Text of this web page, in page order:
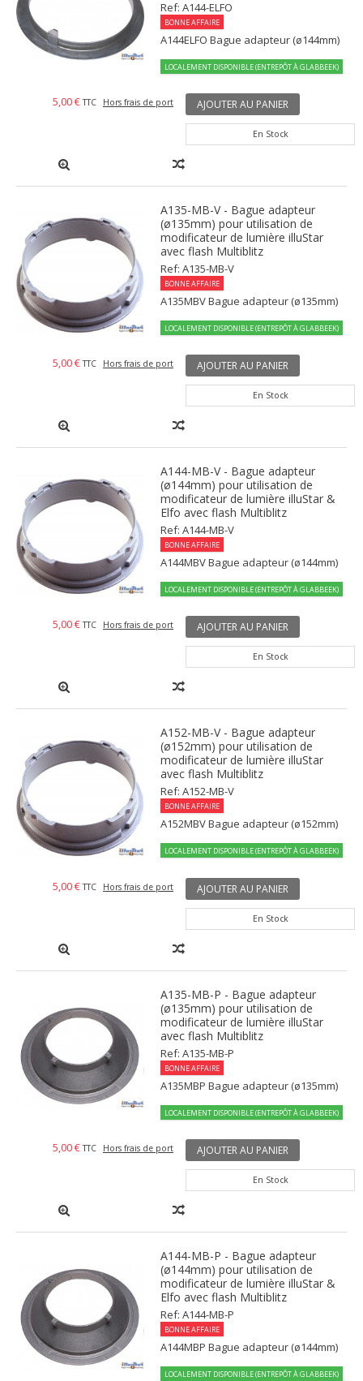
Ref: A144-ELFO
BONNE AFFAIRE
A144ELFO Bague adapteur (ø144mm)
LOCALEMENT DISPONIBLE (ENTREPÔT À GLABBEEK)
5,00 € TTC Hors frais de port AJOUTER AU PANIER
En Stock
A135-MB-V - Bague adapteur
(ø135mm) pour utilisation de
modificateur de lumière illuStar
avec flash Multiblitz
Ref: A135-MB-V
BONNE AFFAIRE
A135MBV Bague adapteur (ø135mm)
LOCALEMENT DISPONIBLE (ENTREPÔT À GLABBEEK)
5,00 € TTC Hors frais de port AJOUTER AU PANIER
En Stock
A144-MB-V - Bague adapteur
(ø144mm) pour utilisation de
modificateur de lumière illuStar &
Elfo avec flash Multiblitz
Ref: A144-MB-V
BONNE AFFAIRE
A144MBV Bague adapteur (ø144mm)
LOCALEMENT DISPONIBLE (ENTREPÔT À GLABBEEK)
5,00 € TTC Hors frais de port AJOUTER AU PANIER
En Stock
A152-MB-V - Bague adapteur
(ø152mm) pour utilisation de
modificateur de lumière illuStar
avec flash Multiblitz
Ref: A152-MB-V
BONNE AFFAIRE
A152MBV Bague adapteur (ø152mm)
LOCALEMENT DISPONIBLE (ENTREPÔT À GLABBEEK)
5,00 € TTC Hors frais de port AJOUTER AU PANIER
En Stock
A135-MB-P - Bague adapteur
(ø135mm) pour utilisation de
modificateur de lumière illuStar
avec flash Multiblitz
Ref: A135-MB-P
BONNE AFFAIRE
A135MBP Bague adapteur (ø135mm)
LOCALEMENT DISPONIBLE (ENTREPÔT À GLABBEEK)
5,00 € TTC Hors frais de port AJOUTER AU PANIER
En Stock
A144-MB-P - Bague adapteur
(ø144mm) pour utilisation de
modificateur de lumière illuStar &
Elfo avec flash Multiblitz
Ref: A144-MB-P
BONNE AFFAIRE
A144MBP Bague adapteur (ø144mm)
LOCALEMENT DISPONIBLE (ENTREPÔT À GLABBEEK)